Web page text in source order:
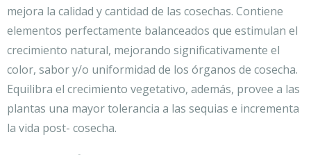
mejora la calidad y cantidad de las cosechas. Contiene
elementos perfectamente balanceados que estimulan el
crecimiento natural, mejorando significativamente el
color, sabor y/o uniformidad de los órganos de cosecha.
Equilibra el crecimiento vegetativo, además, provee a las
plantas una mayor tolerancia a las sequias e incrementa
la vida post- cosecha.